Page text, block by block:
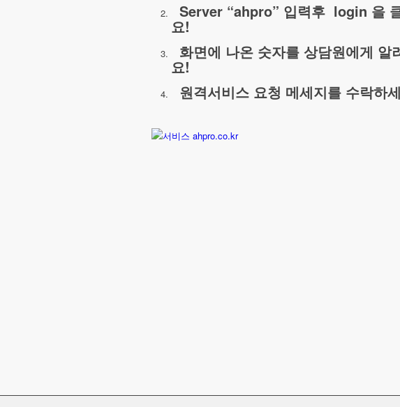
Server “ahpro” 입력후 login 을
요!
화면에 나온 숫자를 상담원에게 알
요!
원격서비스 요청 메세지를 수락하